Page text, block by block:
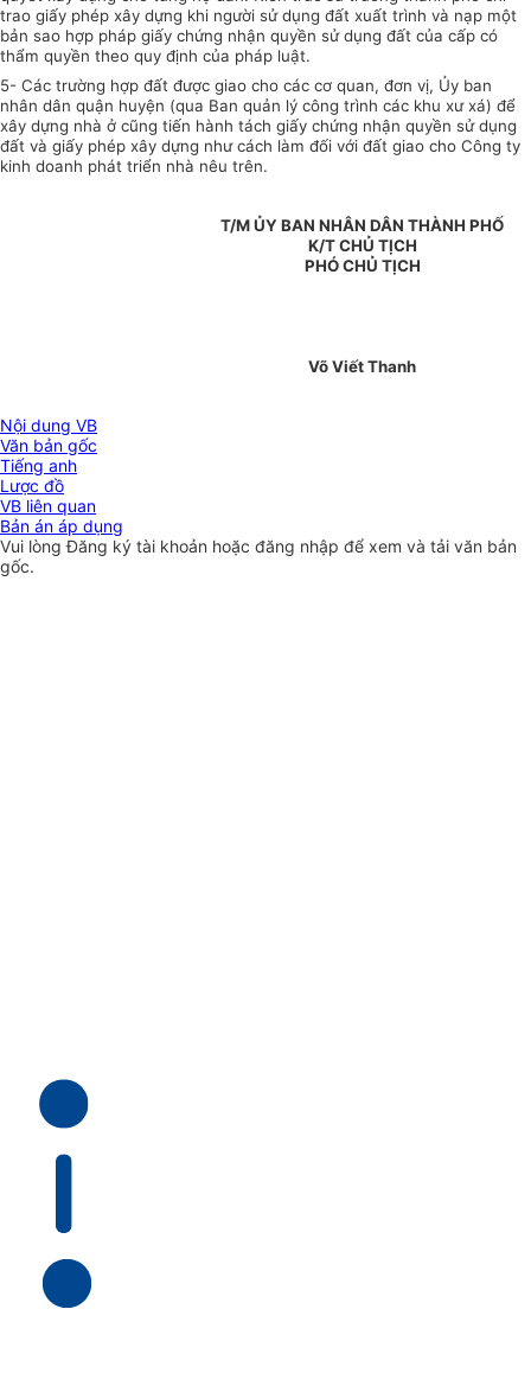
trao giấy phép xây dựng khi người sử dụng đất xuất trình và nạp một
bản sao hợp pháp giấy chứng nhận quyền sử dụng đất của cấp có
thẩm quyền theo quy định của pháp luật.
5- Các trường hợp đất được giao cho các cơ quan, đơn vị, Ủy ban
nhân dân quận huyện (qua Ban quản lý công trình các khu xư xá) để
xây dựng nhà ở cũng tiến hành tách giấy chứng nhận quyền sử dụng
đất và giấy phép xây dựng như cách làm đối với đất giao cho Công ty
kinh doanh phát triển nhà nêu trên.
T/M ỦY BAN NHÂN DÂN THÀNH PHỐ
K/T CHỦ TỊCH
PHÓ CHỦ TỊCH
Võ Viết Thanh
Nội dung VB
Văn bản gốc
Tiếng anh
Lược đồ
VB liên quan
Bản án áp dụng
Vui lòngĐăng ký tài khoản hoặc đăng nhập để xem và tải văn bản
gốc.